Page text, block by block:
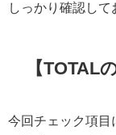
しっかり確認して
【TOTAL
今回チェック項目